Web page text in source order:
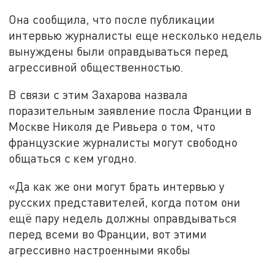
Она сообщила, что после публикации
интервью журналисты еще несколько недель
вынуждены были оправдываться перед
агрессивной общественностью.
В связи с этим Захарова назвала
поразительным заявление посла Франции в
Москве Николя де Ривьера о том, что
французские журналисты могут свободно
общаться с кем угодно.
«Да как же они могут брать интервью у
русских представителей, когда потом они
ещё пару недель должны оправдываться
перед всеми во Франции, вот этими
агрессивно настроенными якобы